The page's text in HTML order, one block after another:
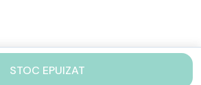
STOC EPUIZAT